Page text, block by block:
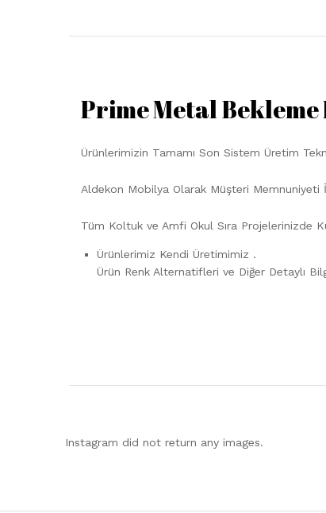
Prime Metal
Ürünlerimizin Tamamı Son Sistem Üretim
Aldekon Mobilya Olarak Müşteri Memnuniyeti
Tüm Koltuk ve Amfi Okul Sıra Projelerinizde
Ürünlerimiz Kendi Üretimimiz .
Ürün Renk Alternatifleri ve Diğer Detaylı
Instagram did not return any images.